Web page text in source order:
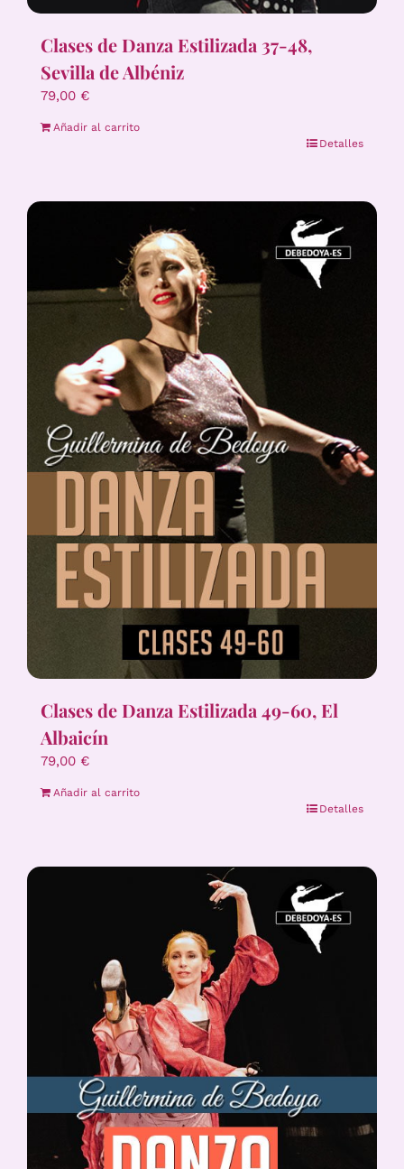
Clases de Danza Estilizada 37-48,
Sevilla de Albéniz
79,00 €
Añadir al carrito
Detalles
Clases de Danza Estilizada 49-60, El
Albaicín
79,00 €
Añadir al carrito
Detalles